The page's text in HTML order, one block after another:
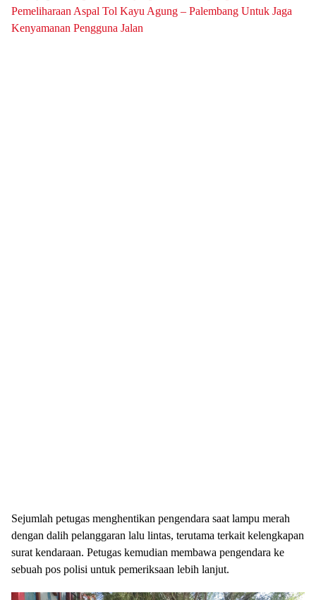
Pemeliharaan Aspal Tol Kayu Agung – Palembang Untuk Jaga
Kenyamanan Pengguna Jalan
Sejumlah petugas menghentikan pengendara saat lampu merah
dengan dalih pelanggaran lalu lintas, terutama terkait kelengkapan
surat kendaraan. Petugas kemudian membawa pengendara ke
sebuah pos polisi untuk pemeriksaan lebih lanjut.